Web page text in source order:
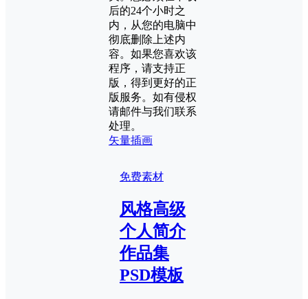
后的24个小时之
内，从您的电脑中
彻底删除上述内
容。如果您喜欢该
程序，请支持正
版，得到更好的正
版服务。如有侵权
请邮件与我们联系
处理。
矢量插画
免费素材
风格高级
个人简介
作品集
PSD模板